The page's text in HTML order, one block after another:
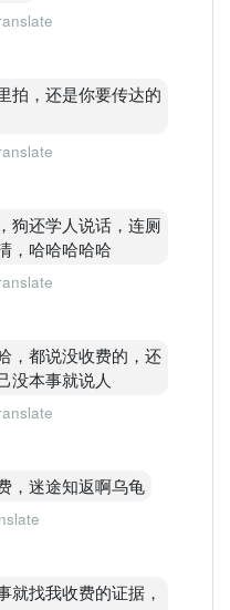
改变趋势。
拍，还是你要传达的
狗还学人说话，连厕
，哈哈哈哈哈
，都说没收费的，还
没本事就说人
，迷途知返啊乌龟
就找我收费的证据，